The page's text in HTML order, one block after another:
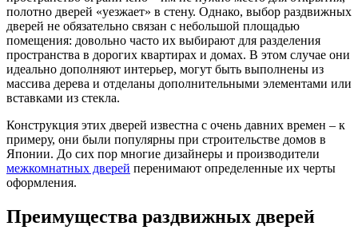
полотно дверей «уезжает» в стену. Однако, выбор раздвижных
дверей не обязательно связан с небольшой площадью
помещения: довольно часто их выбирают для разделения
пространства в дорогих квартирах и домах. В этом случае они
идеально дополняют интерьер, могут быть выполнены из
массива дерева и отделаны дополнительными элементами или
вставками из стекла.
Конструкция этих дверей известна с очень давних времен – к
примеру, они были популярны при строительстве домов в
Японии. До сих пор многие дизайнеры и производители
межкомнатных дверей перенимают определенные их черты
оформления.
Преимущества раздвижных дверей